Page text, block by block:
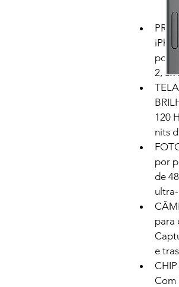
2, 3x
120
nits
por
de
para
e
Com